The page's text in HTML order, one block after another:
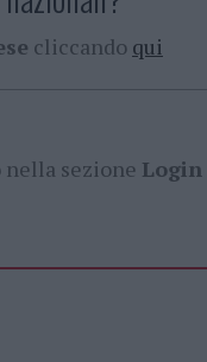
cliccando qui
nella sezione Login